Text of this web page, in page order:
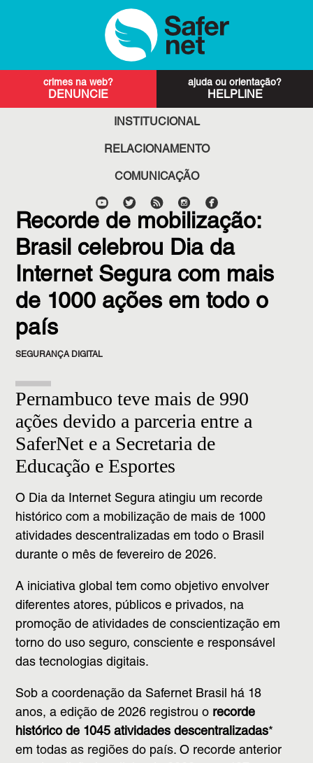
DENUNCIE HELPLINE
INSTITUCIONAL
RELACIONAMENTO
COMUNICAÇÃO
Recorde de mobilização:
Brasil celebrou Dia da
Internet Segura com mais
de 1000 ações em todo o
país
SEGURANÇA DIGITAL
Pernambuco teve mais de 990
ações devido a parceria entre a
SaferNet e a Secretaria de
Educação e Esportes
O Dia da Internet Segura atingiu um recorde
histórico com a mobilização de mais de 1000
atividades descentralizadas em todo o Brasil
durante o mês de fevereiro de 2026.
A iniciativa global tem como objetivo envolver
diferentes atores, públicos e privados, na
promoção de atividades de conscientização em
torno do uso seguro, consciente e responsável
das tecnologias digitais.
Sob a coordenação da Safernet Brasil há 18
anos, a edição de 2026 registrou o recorde
histórico de 1045 atividades descentralizadas*
em todas as regiões do país. O recorde anterior